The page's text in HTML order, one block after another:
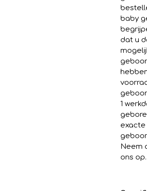
baby
dat u
1
exacte
Neem
ons op.